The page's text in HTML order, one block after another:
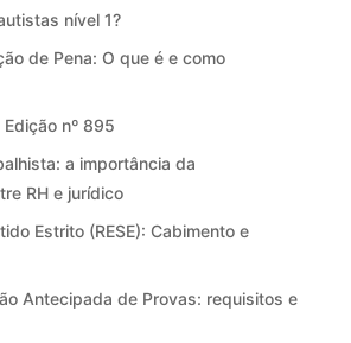
nível 1?
de Pena: O que é e como
nº 895
a importância da
RH e jurídico
Estrito (RESE): Cabimento e
Antecipada de Provas: requisitos e